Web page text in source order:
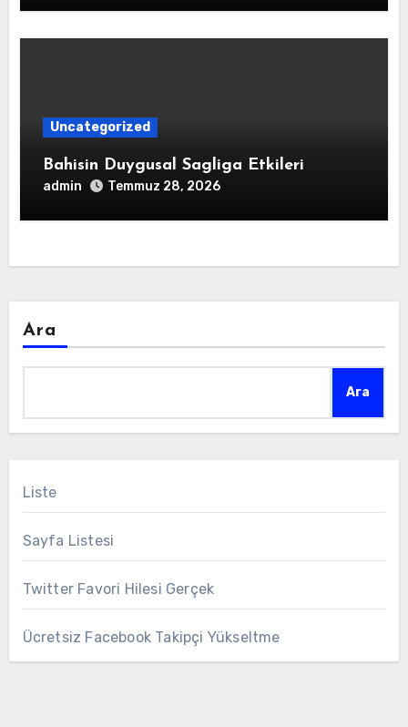
Uncategorized
Bahisin Duygusal Sagliga Etkileri
admin Temmuz 28, 2026
Ara
Ara
Liste
Sayfa Listesi
Twitter Favori Hilesi Gerçek
Ücretsiz Facebook Takipçi Yükseltme